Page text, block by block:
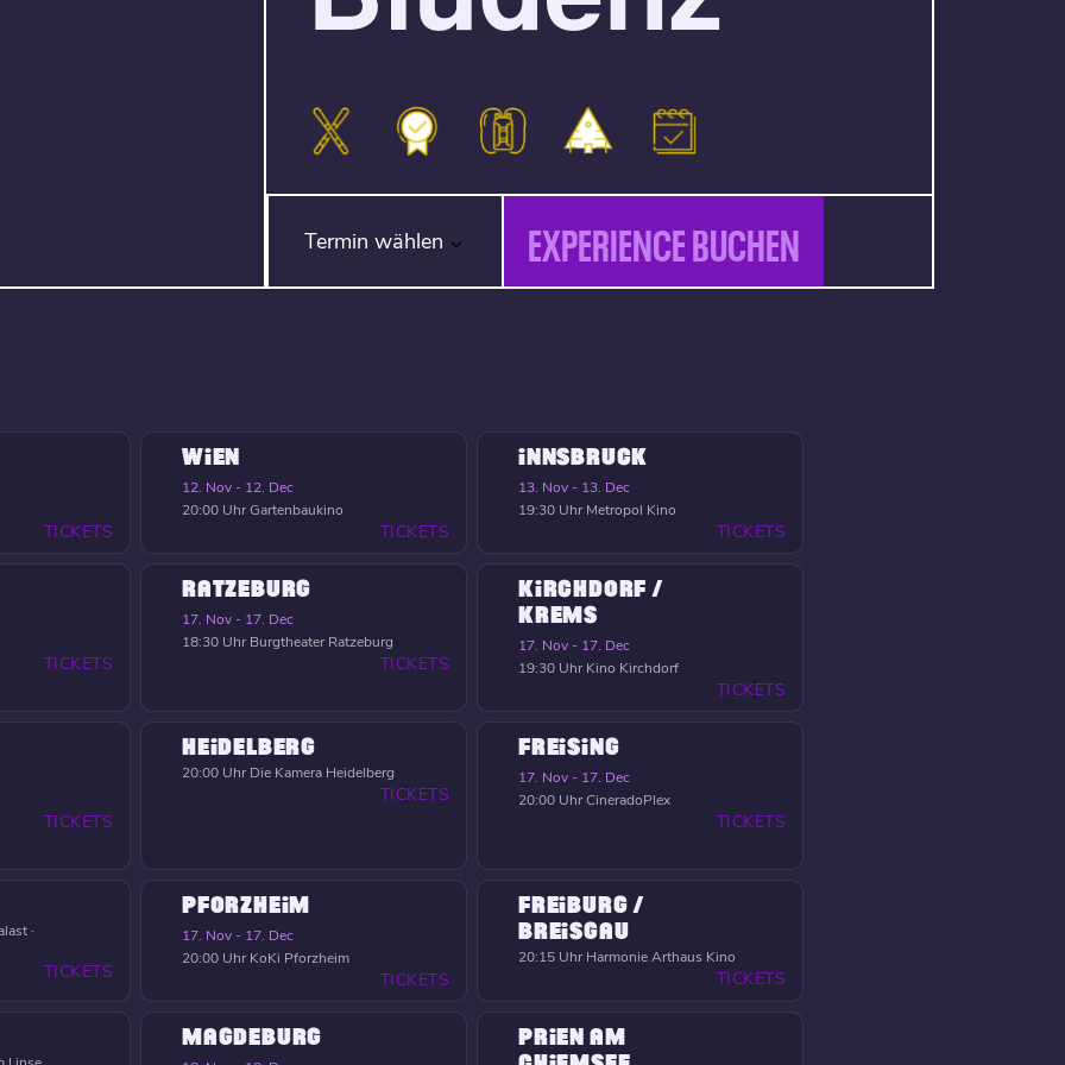
Termin wählen EXPERIENCE BUCHEN
TICKETS
WIEN
12. Nov - 12. Dec
20:00 UhrGartenbaukino
TICKETS
INNSBRUCK
13. Nov - 13. Dec
19:30 Uhr Metropol Kino
TICKETS
TICKETS
RATZEBURG
17. Nov - 17. Dec
18:30 Uhr Burgtheater Ratzeburg
TICKETS
KIRCHDORF /
KREMS
17. Nov - 17. Dec
19:30 Uhr Kino Kirchdorf
TICKETS
TICKETS
HEIDELBERG
20:00 Uhr Die Kamera Heidelberg
TICKETS
FREISING
17. Nov - 17. Dec
20:00 UhrCineradoPlex
TICKETS
·
TICKETS
PFORZHEIM
17. Nov - 17. Dec
20:00 Uhr KoKi Pforzheim
TICKETS
FREIBURG /
BREISGAU
20:15 Uhr Harmonie Arthaus Kino
TICKETS
MAGDEBURG
PRIEN AM